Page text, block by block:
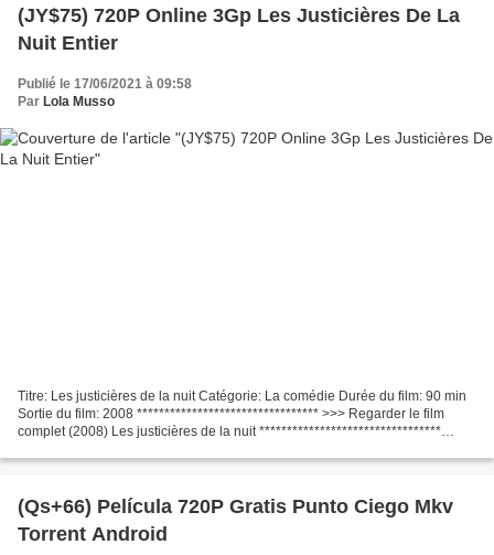
(JY$75) 720P Online 3Gp Les Justicières De La
Nuit Entier
Publié le 17/06/2021 à 09:58
Par Lola Musso
Titre: Les justicières de la nuit Catégorie: La comédie Durée du film: 90 min
Sortie du film: 2008 ********************************* >>> Regarder le film
complet (2008) Les justicières de la nuit *********************************
(Qs+66) Película 720P Gratis Punto Ciego Mkv
Torrent Android